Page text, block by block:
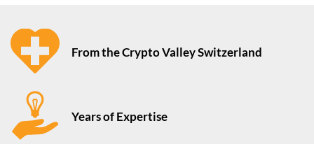
From the Crypto Valley Switzerland
Years of Expertise